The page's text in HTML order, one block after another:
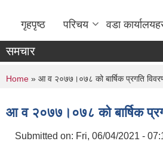
गृहपृष्ठ परिचय वडा
समचार
You are here
Home » आ व २०७७।०७८ को बार्षिक प्रगति
आ व २०७७।०७८ को बार्षिक
Submitted on: Fri, 06/04/2021 -